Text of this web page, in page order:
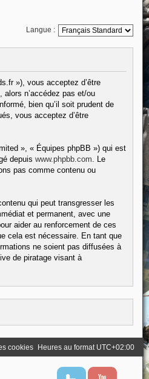
Langue :
»), vous acceptez d’être
n’accédez pas et/ou
bien qu’il soit prudent de
vous acceptez d’être
», « Équipes phpBB ») qui est
depuis www.phpbb.com . Le
pas comme contenu ou
qui peut transgresser les
et permanent, avec une
aider au renforcement de ces
cela est nécessaire. En tant que
ne soient pas diffusées à
de piratage visant à
Heures au format UTC+02:00
cookies